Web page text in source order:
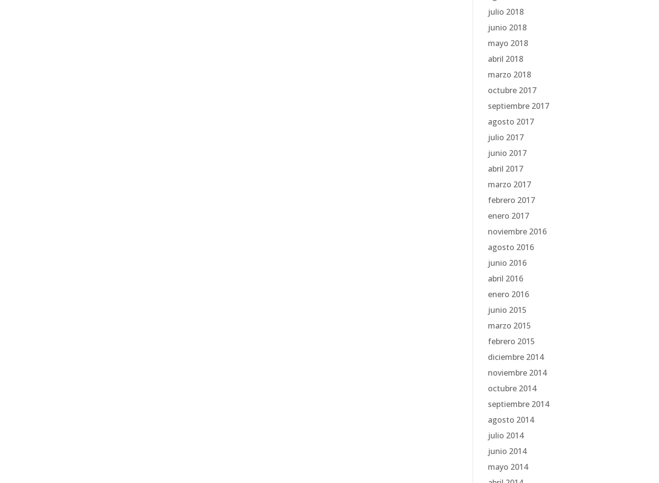
julio 2018
junio 2018
mayo 2018
abril 2018
marzo 2018
octubre 2017
septiembre 2017
agosto 2017
julio 2017
junio 2017
abril 2017
marzo 2017
febrero 2017
enero 2017
noviembre 2016
agosto 2016
junio 2016
abril 2016
enero 2016
junio 2015
marzo 2015
febrero 2015
diciembre 2014
noviembre 2014
octubre 2014
septiembre 2014
agosto 2014
julio 2014
junio 2014
mayo 2014